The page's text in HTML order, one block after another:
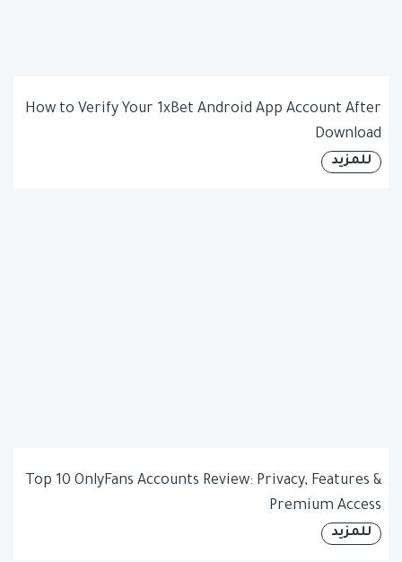
How to Verify Your 1xBet Android App Account After
Download
للمزيد
Top 10 OnlyFans Accounts Review: Privacy, Features &
Premium Access
للمزيد